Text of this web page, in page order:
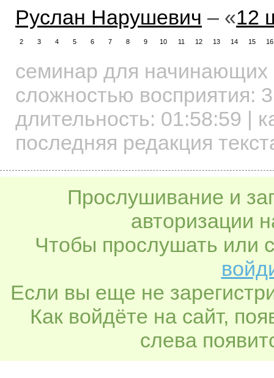
Руслан Нарушевич – «12
2 3 4 5 6 7 8 9 10 11 12 13 14 15 16
семинар для начинающих
сложностью восприятия: 3
длительность: 01:58:59 |
последняя редакция
Прослушивание и
авторизации
Чтобы прослушать или
Если вы еще не
Как войдёте на сайт,
слева